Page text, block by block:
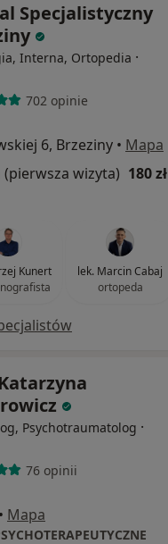
Specjalistyczny
Interna, Ortopedia ·
702 opinie
6, Brzeziny • Mapa
wizyta) 180 zł
Kunert
lek. Marcin Cabaj
ortopeda
Psychotraumatolog ·
76 opinii
• Mapa